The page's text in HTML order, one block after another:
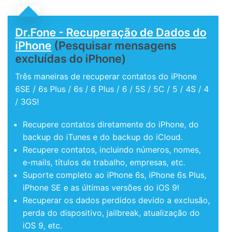
Dr.Fone - Recuperação de Dados do
iPhone (Pesquisar mensagens
excluídas do iPhone)
Três maneiras de recuperar contatos do iPhone
6SE / 6s Plus / 6s / 6 Plus / 6 / 5S / 5C / 5 / 4S / 4
/ 3GS!
Recupere contatos diretamente do iPhone, do
backup do iTunes e do backup do iCloud.
Recupere contatos, incluindo números, nomes,
e-mails, títulos de trabalho, empresas, etc.
Suporte completo ao iPhone 6s, iPhone 6s Plus,
iPhone SE e as últimas versões do iOS 9!
Recuperar os dados perdidos devido a exclusão,
perda do dispositivo, jailbreak, atualização do
iOS 9, etc.